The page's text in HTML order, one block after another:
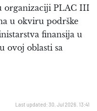
organizaciji PLAC III
u okviru podrške
finansija u
ovoj oblasti sa
Last updated: 30. Jul 2026. 13:41